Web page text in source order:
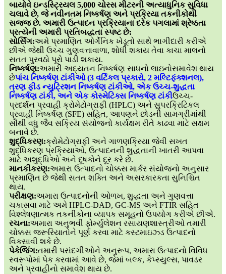
બાયોવે ઇન્ડસ્ટ્રિયલ 5,000 ચોરસ મીટરની અત્યાધુનિક સુવિધા
ચલાવે છે, જે નવીનતમ નિષ્કર્ષણ અને પ્રક્રિયા તકનીકોથી
સજ્જ છે. અમારી ઉત્પાદન પ્રક્રિયાના દરેક પગલામાં શ્રેષ્ઠતા
પ્રત્યેની અમારી પ્રતિબદ્ધતા સ્પષ્ટ છે:
સોર્સિંગ:અમે પ્રમાણિત ઓર્ગેનિક ખેડૂતો સાથે ભાગીદારી કરીએ
છીએ જેથી ઉચ્ચ ગુણવત્તાવાળા, શોધી શકાય તેવા કાચા માલનો
સતત પુરવઠો પૂરો પાડી શકાય.
નિષ્કર્ષણ:અમારી અદ્યતન નિષ્કર્ષણ સાધનો લાઇનોસમાવેશ થાય
છેપાંચ નિષ્કર્ષણ ટાંકીઓ (3 વર્ટિકલ પ્રકારો, 2 મલ્ટિફંક્શનલ),
ત્રણ ફીડ ન્યુટ્રિશન નિષ્કર્ષણ ટાંકીઓ, એક ઉચ્ચ-શુદ્ધતા
નિષ્કર્ષણ ટાંકી, અને એક કોસ્મેટિક્સ નિષ્કર્ષણ ટાંકીઉચ્ચ-
પ્રદર્શન પ્રવાહી ક્રોમેટોગ્રાફી (HPLC) અને સુપરક્રિટિકલ
પ્રવાહી નિષ્કર્ષણ (SFE) સહિત, આપણને છોડની સામગ્રીમાંથી
સૌથી વધુ જૈવ સક્રિય સંયોજનો કાર્યક્ષમ રીતે કાઢવા માટે સક્ષમ
બનાવે છે.
શુદ્ધિકરણ:ક્રોમેટોગ્રાફી અને ગાળણક્રિયા જેવી સખત
શુદ્ધિકરણ પ્રક્રિયાઓ, ઉત્પાદનની શુદ્ધતાની ખાતરી આપવા
માટે અશુદ્ધિઓ અને દૂષકોને દૂર કરે છે.
માનકીકરણ:અમારા ઉત્પાદનો ચોક્કસ માર્કર સંયોજનો અનુસાર
પ્રમાણિત છે જેથી સતત શક્તિ અને અસરકારકતા સુનિશ્ચિત
થાય.
પરીક્ષણ:અમારા ઉત્પાદનોની ઓળખ, શુદ્ધતા અને ગુણવત્તા
ચકાસવા માટે અમે HPLC-DAD, GC-MS અને FTIR સહિત
વિશ્લેષણાત્મક તકનીકોના વ્યાપક સમૂહનો ઉપયોગ કરીએ છીએ.
રચના:અમારા અનુભવી ફોર્મ્યુલેશન રસાયણશાસ્ત્રીઓ તમારી
ચોક્કસ જરૂરિયાતોને પૂર્ણ કરવા માટે કસ્ટમાઇઝ્ડ ઉત્પાદનો
વિકસાવી શકે છે.
પેકેજિંગ:તમારી પસંદગીઓને અનુરૂપ, અમારા ઉત્પાદનો વિવિધ
સ્વરૂપોમાં પેક કરવામાં આવે છે, જેમાં બલ્ક, કેપ્સ્યુલ્સ, પાવડર
અને પ્રવાહીનો સમાવેશ થાય છે.